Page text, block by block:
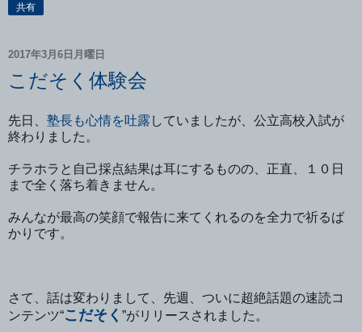
共有
2017年3月6日月曜日
こだそく体験会
先日、 塾長も心情を吐露 していましたが、公立高校入試が
終わりました。
チラホラと自己採点結果は耳にするものの、正直、１０日
まで全く落ち着きません。
みんなが最高の笑顔で報告に来てくれるのを全力で祈るば
かりです。
さて、話は変わりまして、先週、ついに超絶話題の速読コ
ンテンツ“こだそく ”がリリースされました。